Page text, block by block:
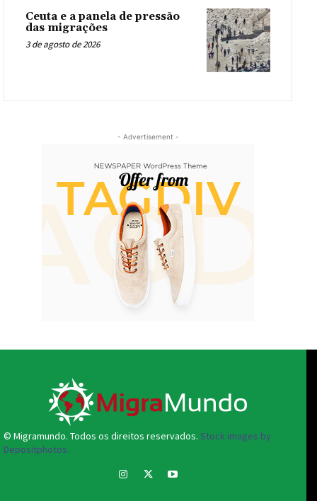
Ceuta e a panela de pressão
das migrações
3 de agosto de 2026
- Advertisement -
© Migramundo. Todos os direitos reservados. Stock images by
Depositphotos.